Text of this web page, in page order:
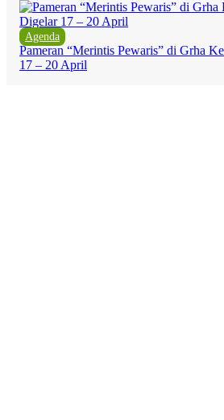
Agenda
Pameran “Merintis Pewaris” di Grha
17 – 20 April